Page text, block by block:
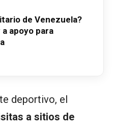
de Venezuela?
apoyo para
deportivo, el
a sitios de